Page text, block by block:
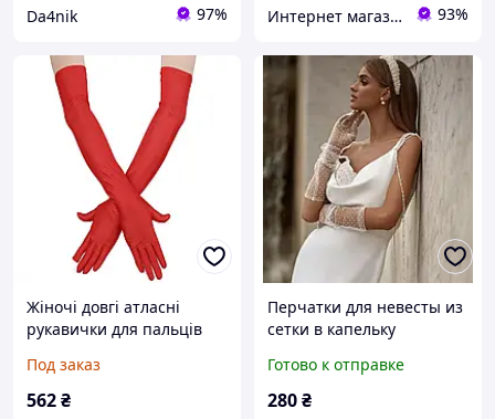
Da4nik 97% Интернет магазин сувениров Старик Хоттабыч 93%
Жіночі довгі атласні
рукавички для пальців
рукавички для нареченої
вечірки еластичні
Под заказ
562₴
Перчатки для невесты из
сетки в капельку
Готово к отправке
280₴